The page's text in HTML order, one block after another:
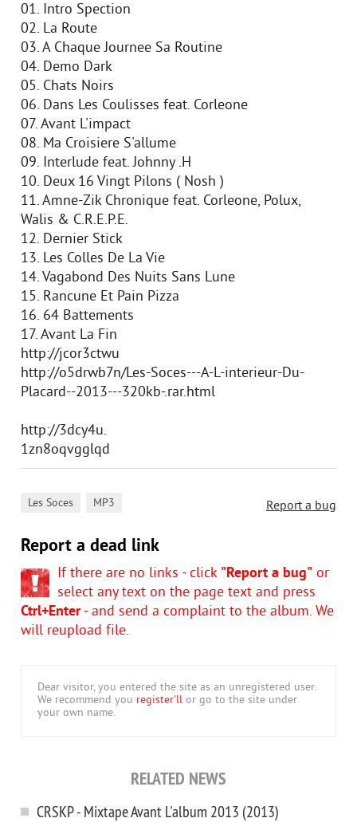
01. Intro Spection
02. La Route
03. A Chaque Journee Sa Routine
04. Demo Dark
05. Chats Noirs
06. Dans Les Coulisses feat. Corleone
07. Avant L'impact
08. Ma Croisiere S'allume
09. Interlude feat. Johnny .H
10. Deux 16 Vingt Pilons ( Nosh )
11. Amne-Zik Chronique feat. Corleone, Polux,
Walis & C.R.E.P.E.
12. Dernier Stick
13. Les Colles De La Vie
14. Vagabond Des Nuits Sans Lune
15. Rancune Et Pain Pizza
16. 64 Battements
17. Avant La Fin
http://jcor3ctwu
http://o5drwb7n/Les-Soces---A-L-interieur-Du-
Placard--2013---320kb-.rar.html
http://3dcy4u.
1zn8oqvgglqd
Report a bug
Les Soces MP3
Report a dead link
If there are no links - click "Report a bug" or
select any text on the page text and press
Ctrl+Enter- and send a complaint to the album. We
will reupload file.
Dear visitor, you entered the site as an unregistered user.
We recommend you register'll or go to the site under
your own name.
RELATED NEWS
CRSKP - Mixtape Avant L'album 2013 (2013)